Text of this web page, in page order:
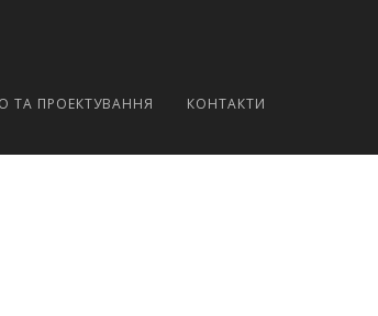
ТА ПРОЕКТУВАННЯ КОНТАКТИ